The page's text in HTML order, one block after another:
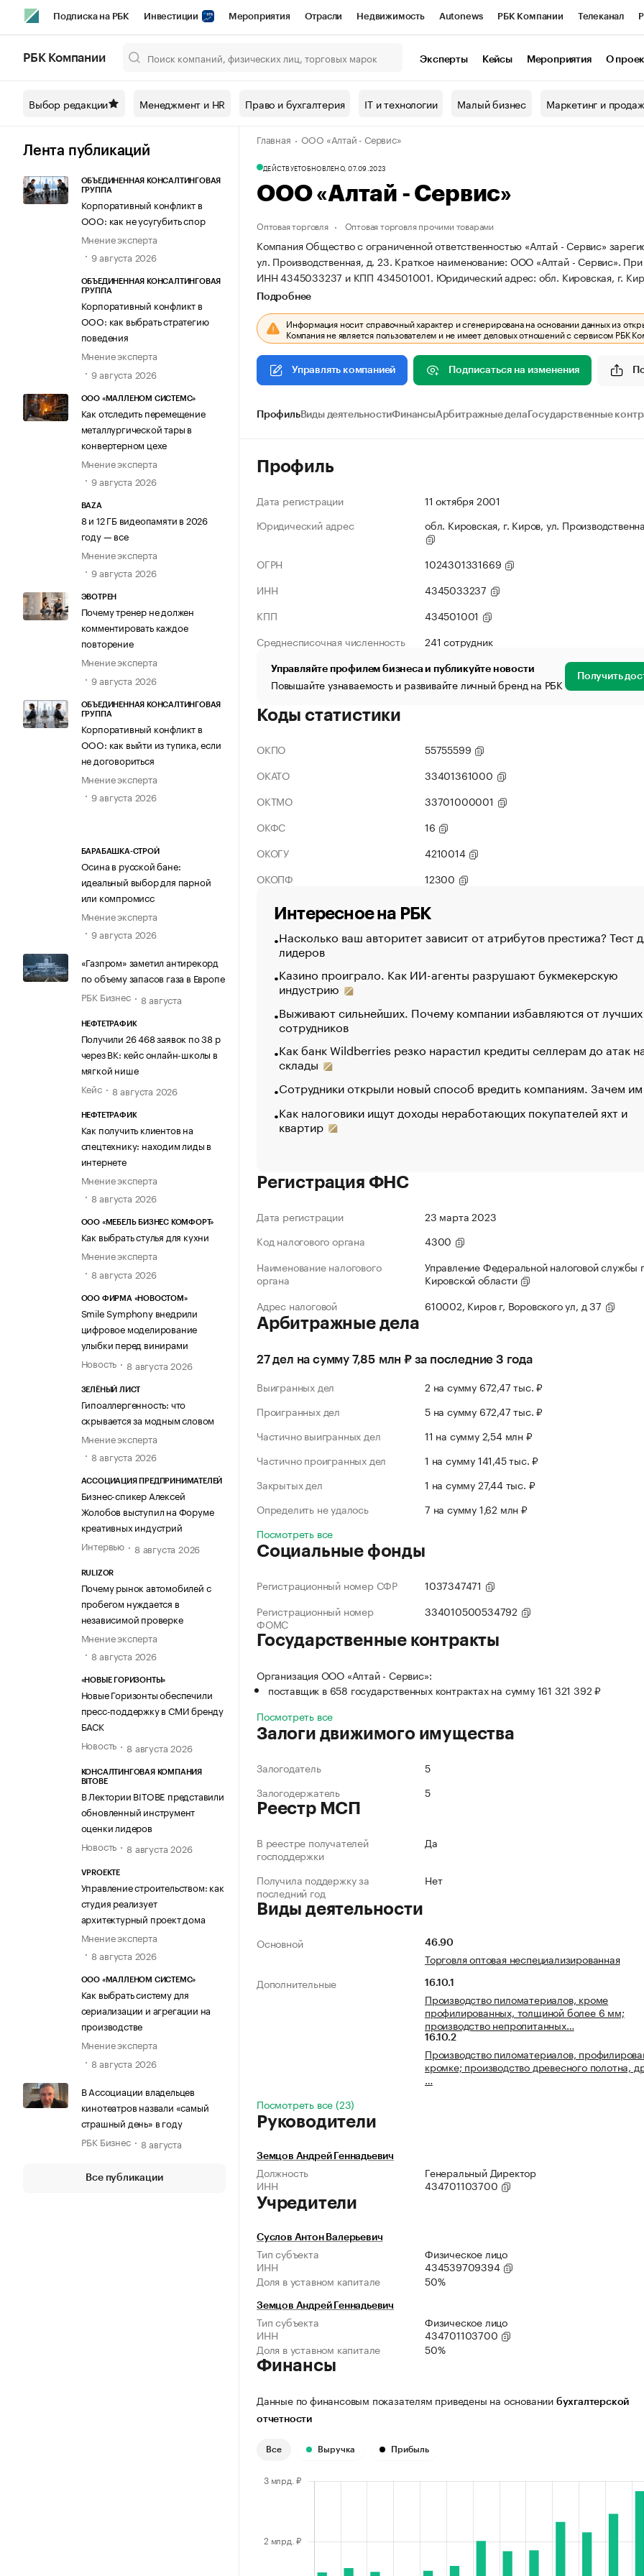
Подписка на РБК Инвестиции Мероприятия Отрасли Недвижимость Autonews РБК Компании Телеканал
Спецпроекты СПб Конференции СПб Спецпроекты Проверка контрагентов
Технологии и медиа Рынок наличной валюты
РБК Компании Эксперты Кейсы Мероприятия О
Выбор редакции Менеджмент и HR Право и бухгалтерия IT и технологии Малый бизнес Маркетинг и
Лента публикаций
ОБЪЕДИНЕННАЯ КОНСАЛТИНГОВАЯ
ГРУППА
Корпоративный конфликт в
ООО: как не усугубить спор
Мнение эксперта
9 августа 2026
ОБЪЕДИНЕННАЯ КОНСАЛТИНГОВАЯ
ГРУППА
Корпоративный конфликт в
ООО: как выбрать стратегию
поведения
Мнение эксперта
9 августа 2026
ООО «МАЛЛЕНОМ СИСТЕМС»
Как отследить перемещение
металлургической тары в
конвертерном цехе
Мнение эксперта
9 августа 2026
BAZA
8 и 12 ГБ видеопамяти в 2026
году — все
Мнение эксперта
9 августа 2026
ЭВОТРЕН
Почему тренер не должен
комментировать каждое
повторение
Мнение эксперта
9 августа 2026
ОБЪЕДИНЕННАЯ КОНСАЛТИНГОВАЯ
ГРУППА
Корпоративный конфликт в
ООО: как выйти из тупика, если
не договориться
Мнение эксперта
9 августа 2026
БАРАБАШКА-СТРОЙ
Осина в русской бане:
идеальный выбор для парной
или компромисс
Мнение эксперта
9 августа 2026
«Газпром» заметил антирекорд
по объему запасов газа в Европе
РБК Бизнес
8 августа
НЕФТЕТРАФИК
Получили 26 468 заявок по 38 р
через ВК: кейс онлайн-школы в
мягкой нише
Кейс
8 августа 2026
НЕФТЕТРАФИК
Как получить клиентов на
спецтехнику: находим лиды в
интернете
Мнение эксперта
8 августа 2026
ООО «МЕБЕЛЬ БИЗНЕС КОМФОРТ»
Как выбрать стулья для кухни
Мнение эксперта
8 августа 2026
ООО ФИРМА «НОВОСТОМ»
Smile Symphony внедрили
цифровое моделирование
улыбки перед винирами
Новость
8 августа 2026
ЗЕЛЁНЫЙ ЛИСТ
Гипоаллергенность: что
скрывается за модным словом
Мнение эксперта
8 августа 2026
АССОЦИАЦИЯ ПРЕДПРИНИМАТЕЛЕЙ
Бизнес-спикер Алексей
Жолобов выступил на Форуме
креативных индустрий
Интервью
8 августа 2026
RULIZOR
Почему рынок автомобилей с
пробегом нуждается в
независимой проверке
Мнение эксперта
8 августа 2026
«НОВЫЕ ГОРИЗОНТЫ»
Новые Горизонты обеспечили
пресс-поддержку в СМИ бренду
БАСК
Новость
8 августа 2026
КОНСАЛТИНГОВАЯ КОМПАНИЯ
BITOBE
В Лектории BITOBE представили
обновленный инструмент
оценки лидеров
Новость
8 августа 2026
VPROEKTE
Управление строительством: как
студия реализует
архитектурный проект дома
Мнение эксперта
8 августа 2026
ООО «МАЛЛЕНОМ СИСТЕМС»
Как выбрать систему для
сериализации и агрегации на
производстве
Мнение эксперта
8 августа 2026
В Ассоциации владельцев
кинотеатров назвали «самый
страшный день» в году
РБК Бизнес
8 августа
Все публикации
Главная ООО «Алтай - Сервис»
ДЕЙСТВУЕТОБНОВЛЕНО, 07.09.2023
ООО «Алтай - Сервис»
Оптовая торговля Оптовая торговля прочими товарами
Компания Общество с ограниченной ответственностью «Алтай - Сервис»
ул. Производственная, д. 23. Краткое наименование: ООО «Алтай - Сервис». При
ИНН 4345033237 и КПП 434501001. Юридический адрес: обл. Кировская, г.
Подробнее
Информация носит справочный характер и сгенерирована на основании данных из
Компания не является пользователем и не имеет деловых отношений с сервисом РБК
Управлять компанией Подписаться на изменения
ПрофильВиды деятельностиФинансыАрбитражные дела Государственные
Профиль
Дата регистрации
11 октября 2001
Юридический адрес
обл. Кировская, г. Киров, ул.
ОГРН
1024301331669
ИНН
4345033237
КПП
434501001
Среднесписочная численность
241 сотрудник
Управляйте профилем бизнеса и публикуйте новости
Повышайте узнаваемость и развивайте личный бренд на РБК Получить
Коды статистики
ОКПО
55755599
ОКАТО
33401361000
ОКТМО
33701000001
ОКФС
16
ОКОГУ
4210014
ОКОПФ
12300
Интересное на РБК
Насколько ваш авторитет зависит от атрибутов престижа? Тест
лидеров
Казино проиграло. Как ИИ-агенты разрушают букмекерскую
индустрию
Выживают сильнейших. Почему компании избавляются от лучших
сотрудников
Как банк Wildberries резко нарастил кредиты селлерам до атак
склады
Сотрудники открыли новый способ вредить компаниям. Зачем
Как налоговики ищут доходы неработающих покупателей яхт и
квартир
Регистрация ФНС
Дата регистрации
23 марта 2023
Код налогового органа
4300
Наименование налогового
органа
Управление Федеральной налоговой службы
Кировской области
Адрес налоговой
610002, Киров г, Воровского ул, д 37
Арбитражные дела
27 дел на сумму 7,85 млн ₽ за последние 3 года
Выигранных дел
2 на сумму 672,47 тыс. ₽
Проигранных дел
5 на сумму 672,47 тыс. ₽
Частично выигранных дел
11 на сумму 2,54 млн ₽
Частично проигранных дел
1 на сумму 141,45 тыс. ₽
Закрытых дел
1 на сумму 27,44 тыс. ₽
Определить не удалось
7 на сумму 1,62 млн ₽
Посмотреть все
Социальные фонды
Регистрационный номер СФР
1037347471
Регистрационный номер
ФОМС
334010500534792
Государственные контракты
Организация ООО «Алтай - Сервис»:
поставщик в 658 государственных контрактах на сумму 161 321 392 ₽
Посмотреть все
Залоги движимого имущества
Залогодатель
5
Залогодержатель
5
Реестр МСП
В реестре получателей
господдержки
Да
Получила поддержку за
последний год
Нет
Виды деятельности
Основной 46.90
Торговля оптовая неспециализированная
Дополнительные
16.10.1
Производство пиломатериалов, кроме
профилированных, толщиной более 6 мм;
производство непропитанных…
16.10.2
Производство пиломатериалов,
кромке; производство древесного полотна,
…
Посмотреть все (23)
Руководители
Земцов Андрей Геннадьевич
Должность
Генеральный Директор
ИНН
434701103700
Учредители
Суслов Антон Валерьевич
Тип субъекта
Физическое лицо
ИНН
434539709394
Доля в уставном капитале
50%
Земцов Андрей Геннадьевич
Тип субъекта
Физическое лицо
ИНН
434701103700
Доля в уставном капитале
50%
Финансы
Данные по финансовым показателям приведены на основании бухгалтерской
отчетности
Все Выручка Прибыль